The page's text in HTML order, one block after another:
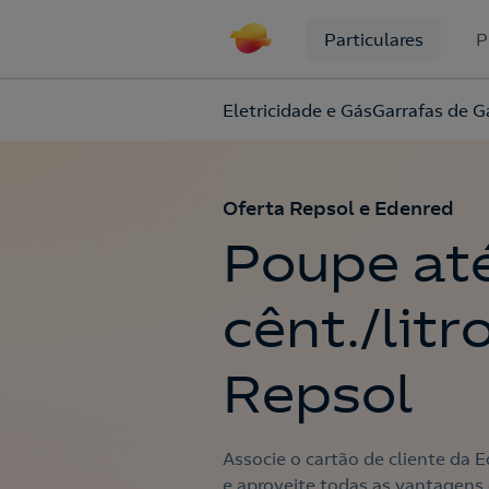
Particulares
Eletricidade e GásGarrafas de
Oferta Repsol e Edenred
Poupe
cênt./
Repsol
Associe o cartão de cliente da
e aproveite todas as vantagens